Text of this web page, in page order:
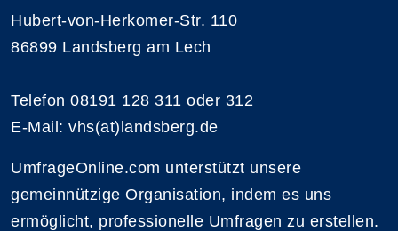
Hubert-von-Herkomer-Str. 110
86899 Landsberg am Lech
Telefon 08191 128 311 oder 312
E-Mail: vhs(at)landsberg.de
UmfrageOnline.com unterstützt unsere
gemeinnützige Organisation, indem es uns
ermöglicht, professionelle Umfragen zu erstellen.